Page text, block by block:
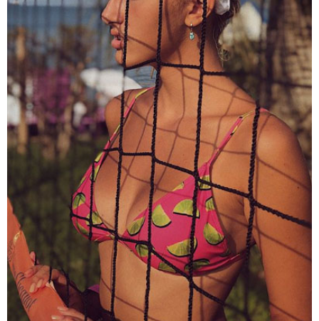
თბილისი - ანტალია 1382.20
ლარიდან
თბილისი - ჰერაკლიონი 1778.80
ლარიდან
თბილისი - ბუდაპეშტი 1421.00
ლარიდან